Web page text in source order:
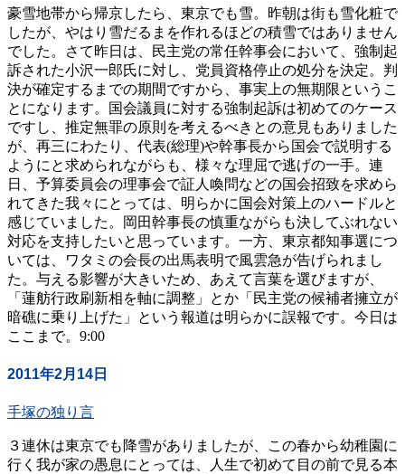
豪雪地帯から帰京したら、東京でも雪。昨朝は街も雪化粧で
したが、やはり雪だるまを作れるほどの積雪ではありません
でした。さて昨日は、民主党の常任幹事会において、強制起
訴された小沢一郎氏に対し、党員資格停止の処分を決定。判
決が確定するまでの期間ですから、事実上の無期限というこ
とになります。国会議員に対する強制起訴は初めてのケース
ですし、推定無罪の原則を考えるべきとの意見もありました
が、再三にわたり、代表(総理)や幹事長から国会で説明する
ようにと求められながらも、様々な理屈で逃げの一手。連
日、予算委員会の理事会で証人喚問などの国会招致を求めら
れてきた我々にとっては、明らかに国会対策上のハードルと
感じていました。岡田幹事長の慎重ながらも決してぶれない
対応を支持したいと思っています。一方、東京都知事選につ
いては、ワタミの会長の出馬表明で風雲急が告げられまし
た。与える影響が大きいため、あえて言葉を選びますが、
「蓮舫行政刷新相を軸に調整」とか「民主党の候補者擁立が
暗礁に乗り上げた」という報道は明らかに誤報です。今日は
ここまで。9:00
2011年2月14日
手塚の独り言
３連休は東京でも降雪がありましたが、この春から幼稚園に
行く我が家の愚息にとっては、人生で初めて目の前で見る本